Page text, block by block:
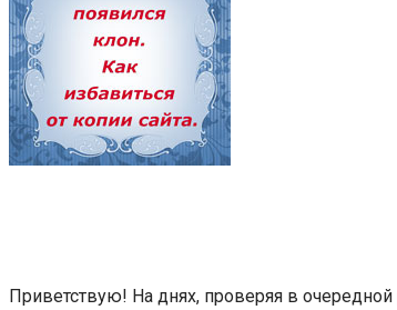
Приветствую! На днях, проверяя в